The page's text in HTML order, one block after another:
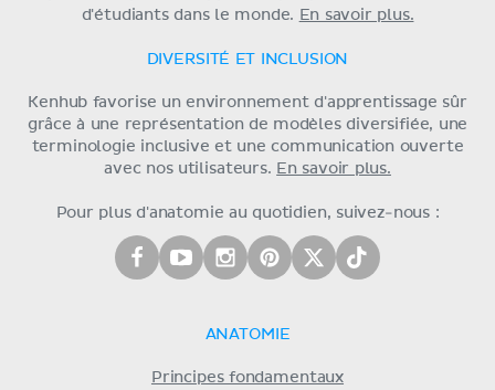
d'étudiants dans le monde. En savoir plus.
DIVERSITÉ ET INCLUSION
Kenhub favorise un environnement d'apprentissage sûr
grâce à une représentation de modèles diversifiée, une
terminologie inclusive et une communication ouverte
avec nos utilisateurs. En savoir plus.
Pour plus d'anatomie au quotidien, suivez-nous :
ANATOMIE
Principes fondamentaux